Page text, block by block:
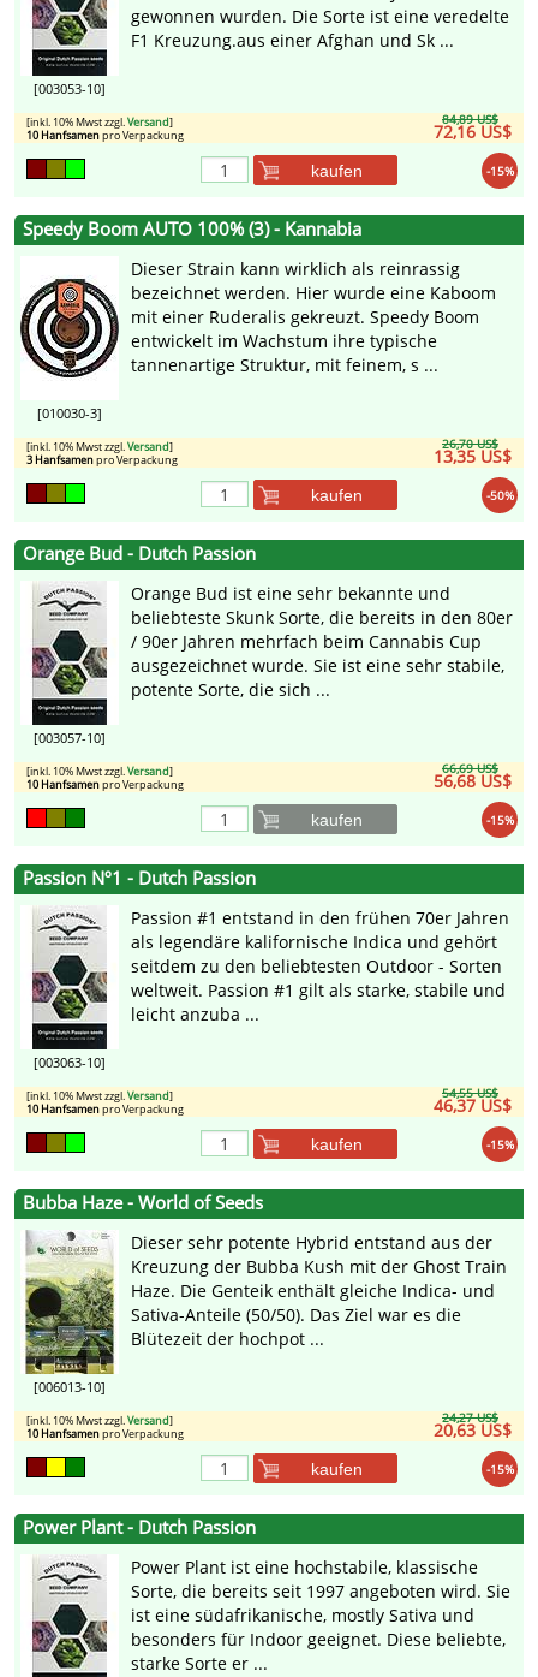
[003053-10]
gewonnen wurden. Die Sorte ist eine veredelte
F1 Kreuzung.aus einer Afghan und Sk ...
84,89 US$
72,16 US$
[inkl. 10% Mwst zzgl.Versand]
10 Hanfsamenpro Verpackung
-15%
kaufen
Speedy Boom AUTO 100% (3) - Kannabia
[010030-3]
Dieser Strain kann wirklich als reinrassig
bezeichnet werden. Hier wurde eine Kaboom
mit einer Ruderalis gekreuzt. Speedy Boom
entwickelt im Wachstum ihre typische
tannenartige Struktur, mit feinem, s ...
26,70 US$
13,35 US$
[inkl. 10% Mwst zzgl.Versand]
3 Hanfsamenpro Verpackung
-50%
kaufen
Orange Bud - Dutch Passion
[003057-10]
Orange Bud ist eine sehr bekannte und
beliebteste Skunk Sorte, die bereits in den 80er
/ 90er Jahren mehrfach beim Cannabis Cup
ausgezeichnet wurde. Sie ist eine sehr stabile,
potente Sorte, die sich ...
66,69 US$
56,68 US$
[inkl. 10% Mwst zzgl.Versand]
10 Hanfsamenpro Verpackung
-15%
kaufen
Passion Nº1 - Dutch Passion
[003063-10]
Passion #1 entstand in den frühen 70er Jahren
als legendäre kalifornische Indica und gehört
seitdem zu den beliebtesten Outdoor - Sorten
weltweit. Passion #1 gilt als starke, stabile und
leicht anzuba ...
54,55 US$
46,37 US$
[inkl. 10% Mwst zzgl.Versand]
10 Hanfsamenpro Verpackung
-15%
kaufen
Bubba Haze - World of Seeds
[006013-10]
Dieser sehr potente Hybrid entstand aus der
Kreuzung der Bubba Kush mit der Ghost Train
Haze. Die Genteik enthält gleiche Indica- und
Sativa-Anteile (50/50). Das Ziel war es die
Blütezeit der hochpot ...
24,27 US$
20,63 US$
[inkl. 10% Mwst zzgl.Versand]
10 Hanfsamenpro Verpackung
-15%
kaufen
Power Plant - Dutch Passion
Power Plant ist eine hochstabile, klassische
Sorte, die bereits seit 1997 angeboten wird. Sie
ist eine südafrikanische, mostly Sativa und
besonders für Indoor geeignet. Diese beliebte,
starke Sorte er ...